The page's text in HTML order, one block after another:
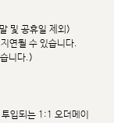
및 공휴일 제외)
연될 수 있습니다.
니다.)
입되는 1:1 오더메이